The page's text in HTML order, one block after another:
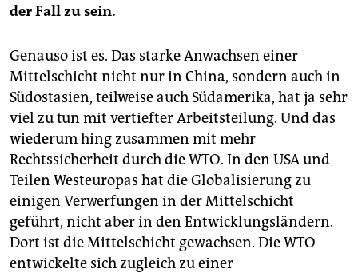
der Fall zu sein.
Genauso ist es. Das starke Anwachsen einer
Mittelschicht nicht nur in China, sondern auch in
Südostasien, teilweise auch Südamerika, hat ja sehr
viel zu tun mit vertiefter Arbeitsteilung. Und das
wiederum hing zusammen mit mehr
Rechtssicherheit durch die WTO. In den USA und
Teilen Westeuropas hat die Globalisierung zu
einigen Verwerfungen in der Mittelschicht
geführt, nicht aber in den Entwicklungsländern.
Dort ist die Mittelschicht gewachsen. Die WTO
entwickelte sich zugleich zu einer